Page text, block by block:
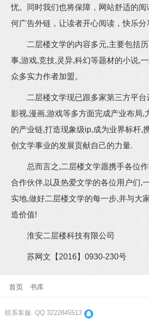
忧。同时我们也将保障，网站舒适的
何广告外链，让读者开心阅读，快乐分
二层楼文学的内容多元,主要包括
事,游戏,竞技,灵异,科幻等题材的小说,
众多实力作者加盟。
二层楼文学现已跟多家第三方平台
影视,漫画,游戏等多方面完成产业布局,
的产业链,打造现象级ip,成为业界标杆,
创文学事业的发展贡献自己的力量.
总而言之,二层楼文学愿携手各位
合作伙伴,以及热爱文学的各位用户们,
实地,做好二层楼文学的每一步,并与大
造价值!
淮安二层楼科技有限公司
苏网文【2016】0930-230号
首页 书库
联系客服: QQ 3222845513